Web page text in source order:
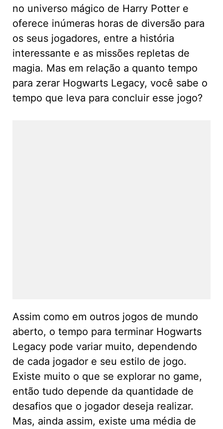
no universo mágico de Harry Potter e
oferece inúmeras horas de diversão para
os seus jogadores, entre a história
interessante e as missões repletas de
magia. Mas em relação a quanto tempo
para zerar Hogwarts Legacy, você sabe o
tempo que leva para concluir esse jogo?
Assim como em outros jogos de mundo
aberto, o tempo para terminar Hogwarts
Legacy pode variar muito, dependendo
de cada jogador e seu estilo de jogo.
Existe muito o que se explorar no game,
então tudo depende da quantidade de
desafios que o jogador deseja realizar.
Mas, ainda assim, existe uma média de